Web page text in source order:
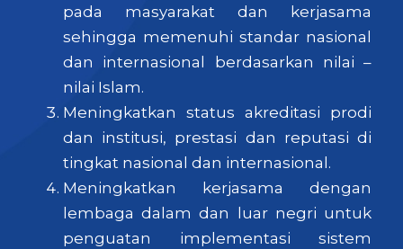
pada masyarakat dan kerjasama
sehingga memenuhi standar nasional
dan internasional berdasarkan nilai –
nilai Islam.
Meningkatkan status akreditasi prodi
dan institusi, prestasi dan reputasi di
tingkat nasional dan internasional.
Meningkatkan kerjasama dengan
lembaga dalam dan luar negri untuk
penguatan implementasi sistem